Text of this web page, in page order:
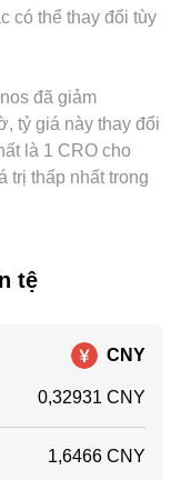
chuyển động
thanh khoản
vào rate hiển thị.
hẹp những sai
tài sản, chênh
conversion rate
theo thời điểm.
có thể thay đổi tùy
đã giảm
tỷ giá này thay đổi
là 1 CRO cho
trị thấp nhất trong
tệ
CNY
0,32931 CNY
1,6466 CNY